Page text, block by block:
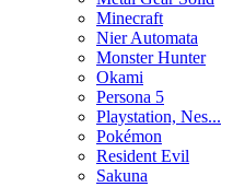
Minecraft
Nier Automata
Monster Hunter
Okami
Persona 5
Playstation, Nes...
Pokémon
Resident Evil
Sakuna